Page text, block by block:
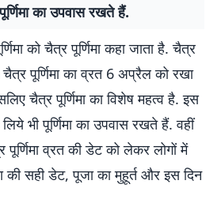
का उपवास रखते हैं.
को चैत्र पूर्णिमा कहा जाता है. चैत्र
पूर्णिमा का व्रत 6 अप्रैल को रखा
चैत्र पूर्णिमा का विशेष महत्व है. इस
भी पूर्णिमा का उपवास रखते हैं. वहीं
व्रत की डेट को लेकर लोगों में
सही डेट, पूजा का मुहूर्त और इस दिन